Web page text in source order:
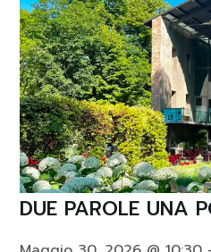
DUE PAROLE UNA